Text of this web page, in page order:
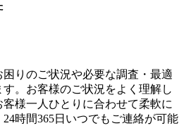
りのご状況や必要な調査・最適
。お客様のご状況をよく理解し
様一人ひとりに合わせて柔軟に
時間365日いつでもご連絡が可能